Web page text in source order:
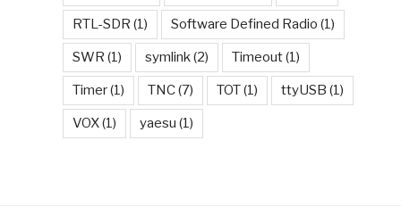
RTL-SDR (1) Software Defined Radio (1)
SWR (1) symlink(2) Timeout(1)
Timer(1) TNC(7) TOT(1) ttyUSB (1)
VOX(1) yaesu (1)